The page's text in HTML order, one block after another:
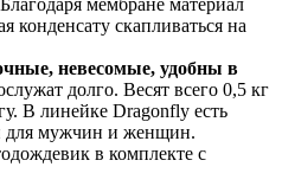
конденсату скапливаться на
невесомые, удобны в
долго. Весят всего 0,5 кг
В линейке Dragonfly есть
для мужчин и женщин.
в комплекте с